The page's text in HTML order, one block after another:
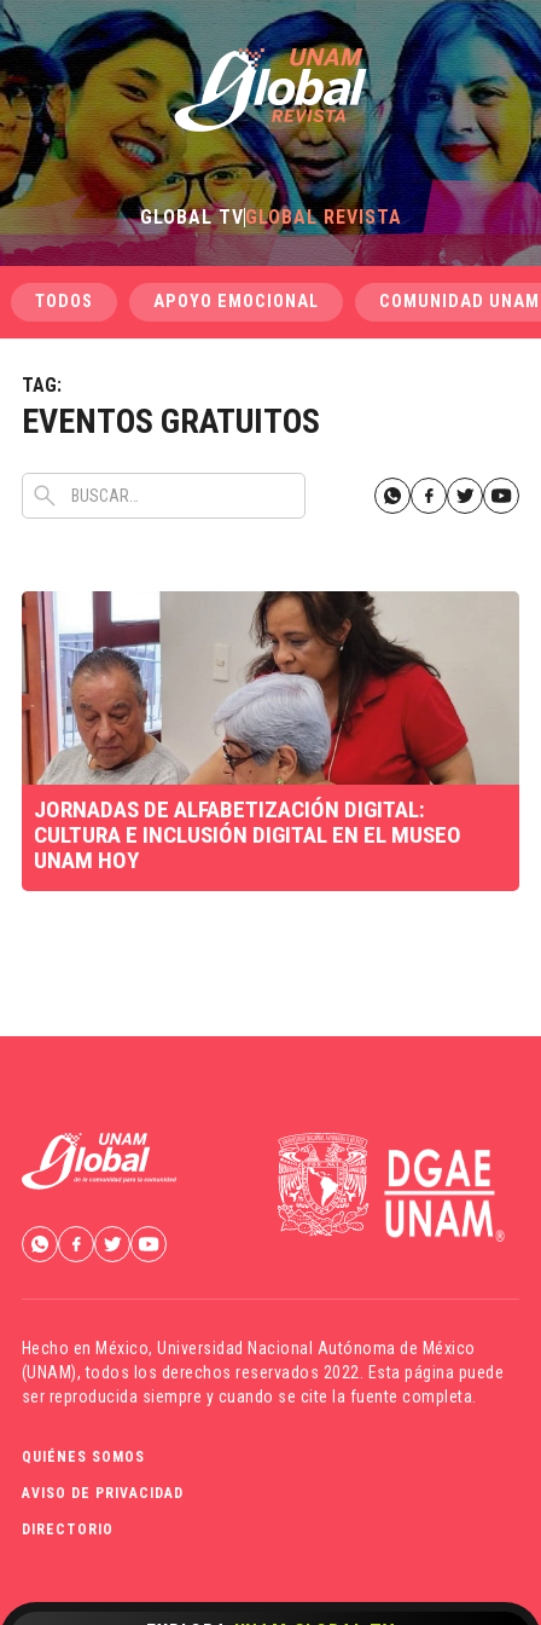
GLOBAL TVGLOBAL REVISTA
TODOS APOYO EMOCIONAL COMUNIDAD UNAM
TAG:
EVENTOS GRATUITOS
JORNADAS DE ALFABETIZACIÓN DIGITAL:
CULTURA E INCLUSIÓN DIGITAL EN EL MUSEO
UNAM HOY
Hecho en México,Universidad Nacional Autónoma de México
(UNAM), todos los derechos reservados 2022. Esta página puede
ser reproducida siempre y cuando se cite la fuente completa.
QUIÉNES SOMOS
AVISO DE PRIVACIDAD
DIRECTORIO